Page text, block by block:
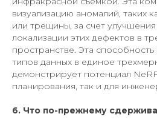
визуализацию аномалий, таких
или трещины, за счет
локализации этих дефектов в
пространстве. Эта
типов данных в единое
демонстрирует потенциал
планирования, так и для
6. Что по-прежнему